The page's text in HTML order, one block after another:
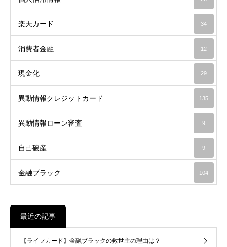
楽天カード 34
消費者金融 12
現金化 29
異動情報クレジットカード 135
異動情報ローン審査 9
自己破産 9
金融ブラック 104
最近の記事
【ライフカード】金融ブラックの救世主の理由は？